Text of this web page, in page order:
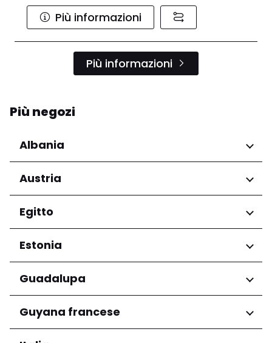
Più informazioni
Più informazioni
Più negozi
Albania
Regioni
Qarku i Tiranës
Austria
Regioni
Niederösterreich
Salzburg
Wien
Egitto
Regioni
Governatorato del Cairo
Estonia
Regioni
Harju maakond
Tartu maakond
Guadalupa
Regioni
Grande-Terre
Guyana francese